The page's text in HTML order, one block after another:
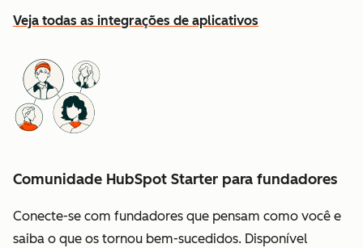
Veja todas as integrações de aplicativos
Comunidade HubSpot Starter para fundadores
Conecte-se com fundadores que pensam como você e
saiba o que os tornou bem-sucedidos. Disponível